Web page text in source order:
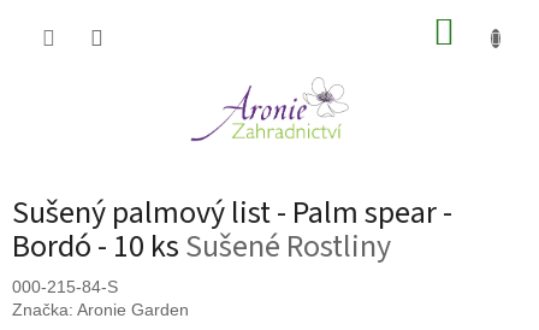
Sušený palmový list - Palm spear -
Bordó - 10 ksSušené Rostliny
000-215-84-S
Značka: Aronie Garden